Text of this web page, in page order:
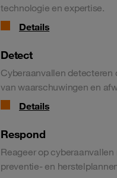
technologie en expertise.
Details
Detect
Cyberaanvallen detecteren
van waarschuwingen en
Details
Respond
Reageer op
preventie- en